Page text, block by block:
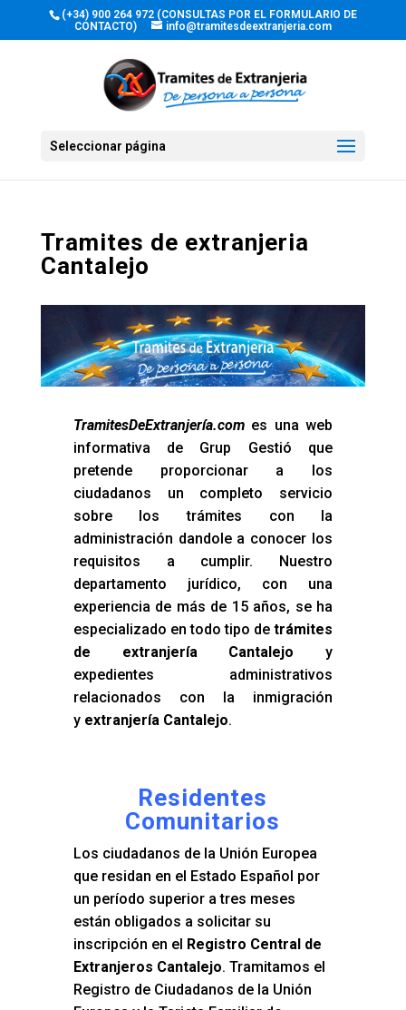
(+34) 900 264 972 (CONSULTAS POR EL FORMULARIO DE
CONTACTO)
info@tramitesdeextranjeria.com
Seleccionar página
Tramites de extranjeria
Cantalejo
TramitesDeExtranjería.comes una web
informativa de Grup Gestió que
pretende proporcionar a los
ciudadanos un completo servicio
sobre los trámites con la
administración dandole a conocer los
requisitos a cumplir. Nuestro
departamento jurídico, con una
experiencia de más de 15 años, se ha
especializado en todo tipo detrámites
de extranjería Cantalejo y
expedientes administrativos
relacionados con la inmigración
y extranjería Cantalejo.
Residentes
Comunitarios
Los ciudadanos de la Unión Europea
que residan en el Estado Español por
un período superior a tres meses
están obligados a solicitar su
inscripción en el Registro Central de
Extranjeros Cantalejo. Tramitamos el
Registro de Ciudadanos de la Unión